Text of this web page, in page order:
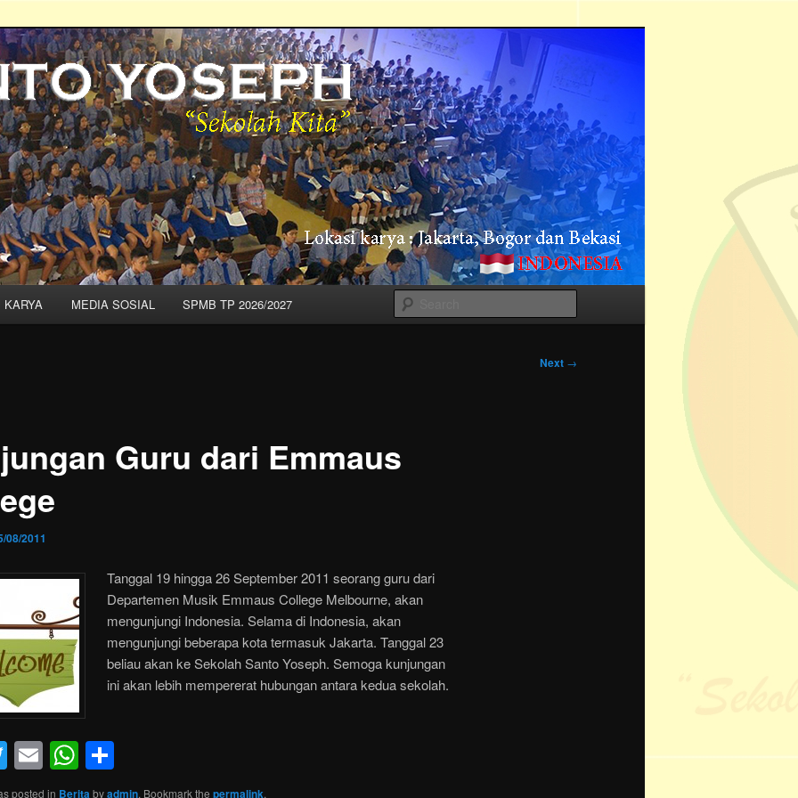
– "Sekolah Kita"
KARYA MEDIA SOSIAL SPMB TP 2026/2027
Next →
Guru dari Emmaus
08/2011
Tanggal 19 hingga 26 September 2011 seorang guru dari
Departemen Musik Emmaus College Melbourne, akan
mengunjungi Indonesia. Selama di Indonesia, akan
mengunjungi beberapa kota termasuk Jakarta. Tanggal 23
beliau akan ke Sekolah Santo Yoseph. Semoga kunjungan
ini akan lebih mempererat hubungan antara kedua sekolah.
Twitter
EmailWhatsApp
Share
posted in Beritabyadmin. Bookmark the permalink.